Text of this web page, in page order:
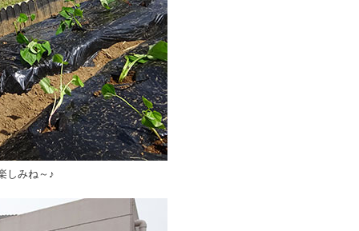
しみね～♪